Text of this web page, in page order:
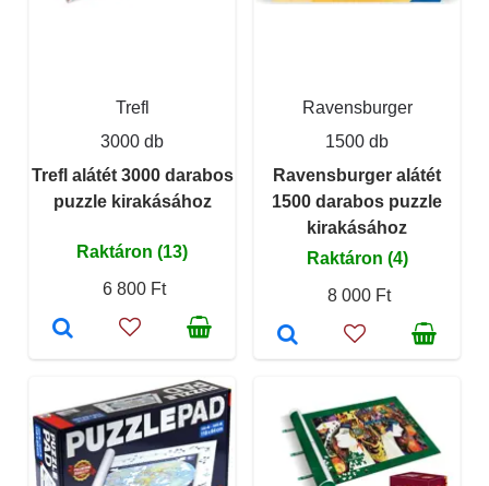
Trefl
3000 db
Trefl alátét 3000 darabos
puzzle kirakásához
Raktáron (13)
6 800 Ft
Ravensburger
1500 db
Ravensburger alátét
1500 darabos puzzle
kirakásához
Raktáron (4)
8 000 Ft